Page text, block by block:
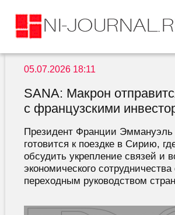
05.07.2026 18:11
SANA: Макрон
с французскими
Президент Франции Эммануэль
готовится к поездке в Сирию,
обсудить укрепление связей и
экономического сотрудничества
переходным руководством